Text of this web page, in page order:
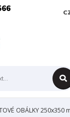
OBÁLKY 250x350